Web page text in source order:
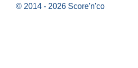
© 2014 - 2026 Score'n'co